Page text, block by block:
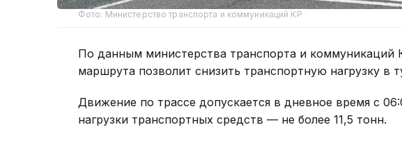
Фото: Министерство транспорта и коммуникаций КР
По данным министерства транспорта и коммуникаций
маршрута позволит снизить транспортную нагрузку в
Движение по трассе допускается в дневное время с
нагрузки транспортных средств — не более 11,5 тонн.